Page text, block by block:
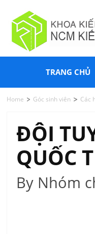
TRANG CHỦ
Home Góc sinh viên Các
ĐỘI
QUỐC
By Nhóm